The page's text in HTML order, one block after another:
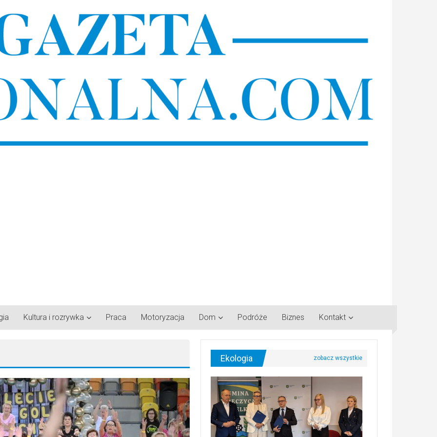
Kultura i rozrywka Praca Motoryzacja Dom Podróże Biznes Kontakt
Ekologia